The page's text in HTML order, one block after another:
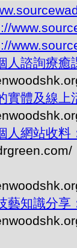
人諮詢療癒
實體及線上
人網站收料
藝知識分享